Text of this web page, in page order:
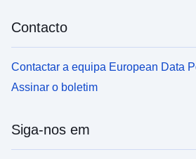
Contacto
Contactar a equipa European Data
Assinar o boletim
Siga-nos em